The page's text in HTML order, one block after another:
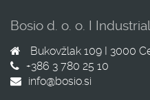
Bosio d. o. o. I
Bukovžlak 109 I 3000
+386 3 780 25 10
info@bosio.si